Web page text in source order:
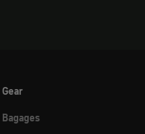
Gear
Bagages